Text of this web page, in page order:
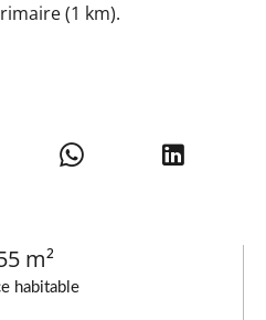
habitable
m²
(1 km).